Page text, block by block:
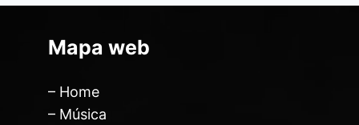
Mapa web
– Home
– Música